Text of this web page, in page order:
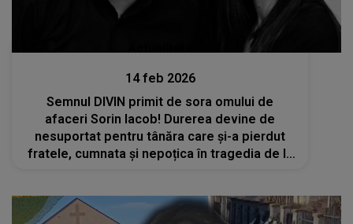
14 feb 2026
Semnul DIVIN primit de sora omului de
afaceri Sorin Iacob! Durerea devine de
nesuportat pentru tânăra care și-a pierdut
fratele, cumnata și nepoțica în tragedia de la